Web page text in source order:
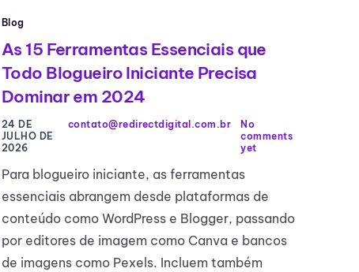
Blog
As 15 Ferramentas Essenciais que
Todo Blogueiro Iniciante Precisa
Dominar em 2024
24 DE
JULHO DE
2026
contato@redirectdigital.com.br
No
comments
yet
Para blogueiro iniciante, as ferramentas
essenciais abrangem desde plataformas de
conteúdo como WordPress e Blogger, passando
por editores de imagem como Canva e bancos
de imagens como Pexels. Incluem também